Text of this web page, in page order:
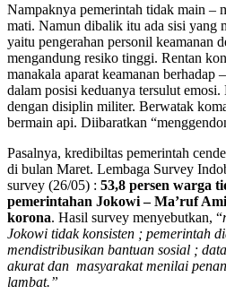
Nampaknya pemerintah tidak main –
mati. Namun dibalik itu ada sisi yang
yaitu pengerahan personil keamanan
mengandung resiko tinggi. Rentan
manakala aparat keamanan berhadap
dalam posisi keduanya tersulut
dengan disiplin militer. Berwatak
bermain api. Diibaratkan
Pasalnya, kredibiltas pemerintah
di bulan Maret. Lembaga Survey
survey (26/05) : 53,8 persen warga
pemerintahan Jokowi – Ma’ruf
korona. Hasil survey menyebutkan, “
Jokowi tidak konsisten ; pemerintah
mendistribusikan bantuan sosial ;
akurat dan masyarakat menilai
lambat.”